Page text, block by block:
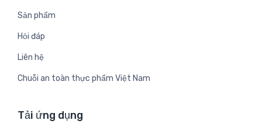
Sản phẩm
Hỏi đáp
Liên hệ
Chuỗi an toàn thực phẩm Việt Nam
Tải ứng dụng